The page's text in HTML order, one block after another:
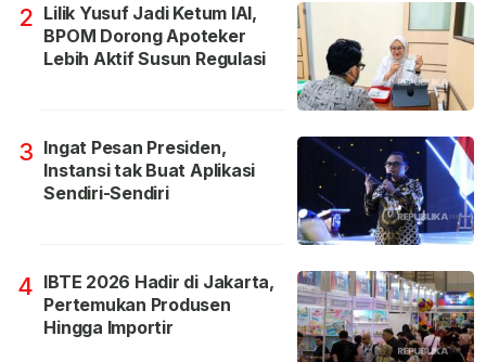
2 Lilik Yusuf Jadi Ketum IAI,
BPOM Dorong Apoteker
Lebih Aktif Susun Regulasi
3 Ingat Pesan Presiden,
Instansi tak Buat Aplikasi
Sendiri-Sendiri
4 IBTE 2026 Hadir di Jakarta,
Pertemukan Produsen
Hingga Importir